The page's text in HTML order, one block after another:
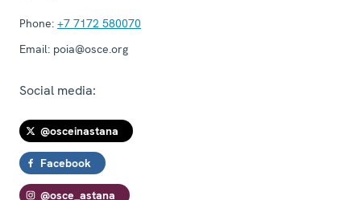
Phone: +7 7172 580070
Email: poia@osce.org
Social media:
@osceinastana
Facebook
@osce_astana